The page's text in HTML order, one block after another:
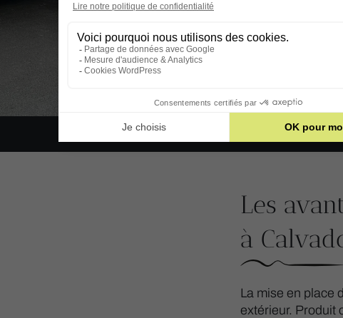
Les
à
La mise en place
extérieur. Produit